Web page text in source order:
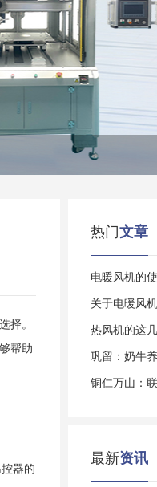
择。
帮助
器的
热门文章
热风机的这
巩留：奶牛
最新资讯